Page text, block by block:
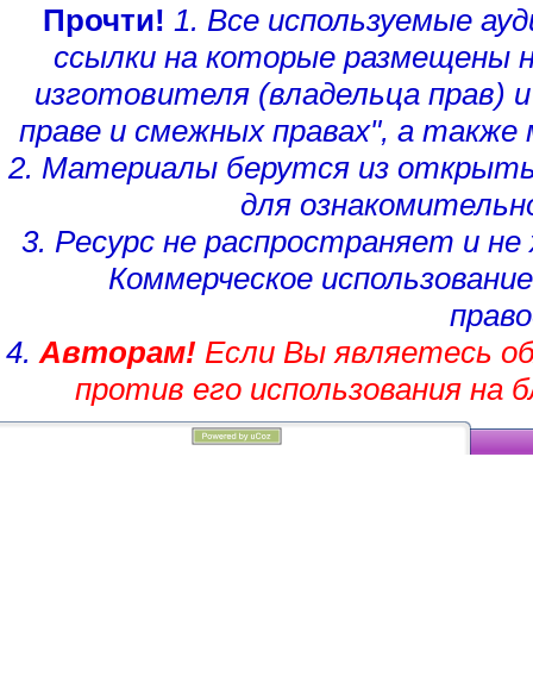
Прочти! 1. Все используемые
ссылки на которые размещены
изготовителя (владельца прав)
праве и смежных правах", а
2. Материалы берутся из
для
3. Ресурс не распространяет и
Коммерческое
4. Авторам!Если Вы являетесь
против его использования на